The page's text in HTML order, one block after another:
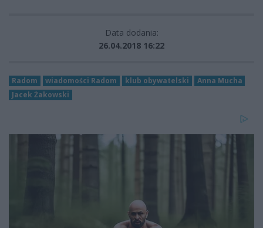
Data dodania:
26.04.2018 16:22
Radom wiadomości Radom klub obywatelski
Anna Mucha
Jacek Żakowski